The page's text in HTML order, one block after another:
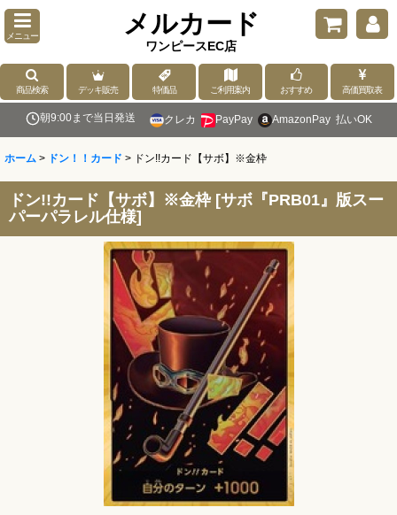
メニュー メルカード
ワンピースEC店
商品検索 デッキ販売 特価品 ご利用案内 おすすめ 高価買取表
朝9:00まで当日発送 クレカ PayPay AmazonPay 払いOK
ホーム > ドン！！カード > ドン!!カード【サボ】※金枠
ドン!!カード【サボ】※金枠 [サボ『PRB01』版スー
パーパラレル仕様]